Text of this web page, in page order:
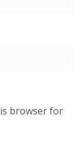
browser for